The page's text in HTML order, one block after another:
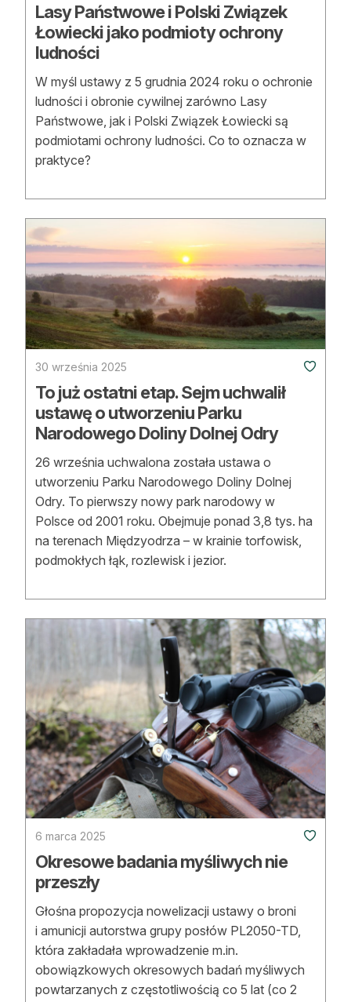
Lasy Państwowe i Polski Związek
Łowiecki jako podmioty ochrony
ludności
W myśl ustawy z 5 grudnia 2024 roku o ochronie
ludności i obronie cywilnej zarówno Lasy
Państwowe, jak i Polski Związek Łowiecki są
podmiotami ochrony ludności. Co to oznacza w
praktyce?
30 września 2025
To już ostatni etap. Sejm uchwalił
ustawę o utworzeniu Parku
Narodowego Doliny Dolnej Odry
26 września uchwalona została ustawa o
utworzeniu Parku Narodowego Doliny Dolnej
Odry. To pierwszy nowy park narodowy w
Polsce od 2001 roku. Obejmuje ponad 3,8 tys. ha
na terenach Międzyodrza – w krainie torfowisk,
podmokłych łąk, rozlewisk i jezior.
6 marca 2025
Okresowe badania myśliwych nie
przeszły
Głośna propozycja nowelizacji ustawy o broni
i amunicji autorstwa grupy posłów PL2050-TD,
która zakładała wprowadzenie m.in.
obowiązkowych okresowych badań myśliwych
powtarzanych z częstotliwością co 5 lat (co 2